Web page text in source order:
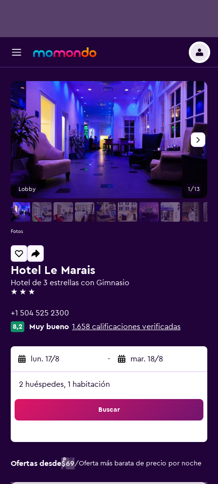
Hotel Le Marais
Hotel de 3 estrellas con Gimnasio
3 estrellas
+1 504 525 2300
8,2 Muy bueno 1.658 calificaciones verificadas
lun. 17/8 - mar. 18/8
2 huéspedes, 1 habitación
Buscar
Ofertas desde$69/Oferta más barata de precio por noche
Lobby 1/13
Fotos